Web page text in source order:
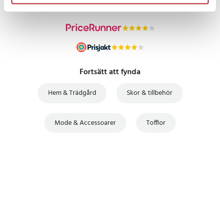
Fortsätt att fynda
Hem & Trädgård Skor & tillbehör
Mode & Accessoarer Tofflor